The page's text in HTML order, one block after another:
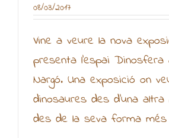
08/03/2017
Vine a veure la nova
presenta l’espai Dinosfera
Nargó. Una exposició on
dinosaures des d’una
des de la seva forma